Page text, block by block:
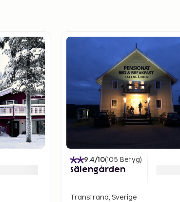
9.4/10(105 Betyg)
Sälengården
Transtrand, Sverige